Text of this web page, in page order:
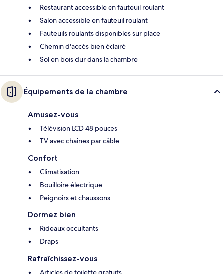
Restaurant accessible en fauteuil roulant
Salon accessible en fauteuil roulant
Fauteuils roulants disponibles sur place
Chemin d'accès bien éclairé
Sol en bois dur dans la chambre
Équipements de la chambre
Amusez-vous
Télévision LCD 48 pouces
TV avec chaînes par câble
Confort
Climatisation
Bouilloire électrique
Peignoirs et chaussons
Dormez bien
Rideaux occultants
Draps
Rafraîchissez-vous
Articles de toilette gratuits